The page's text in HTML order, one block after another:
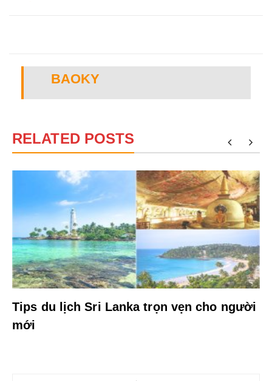
BAOKY
RELATED POSTS
Tips du lịch Sri Lanka trọn vẹn cho người
mới